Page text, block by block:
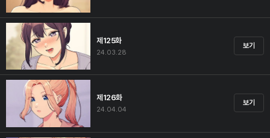
제125화
24.03.28
보기
제126화
24.04.04
보기